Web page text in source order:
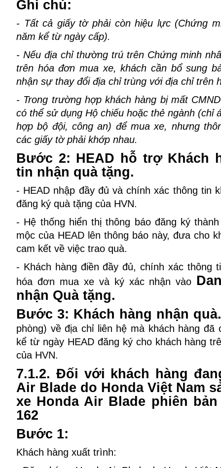
Ghi chú:
- Tất cả giấy tờ phải còn hiệu lực (Chứng
năm kể từ ngày cấp).
- Nếu địa chỉ thường trú trên Chứng minh
trên hóa đơn mua xe, khách cần bổ sung
nhận sự thay đổi địa chỉ trùng với địa chỉ trên
- Trong trường hợp khách hàng bị mất
có thể sử dụng Hộ chiếu hoặc thẻ ngành (chỉ
hợp bộ đội, công an) để mua xe, nhưng
các giấy tờ phải khớp nhau.
Bước 2: HEAD hỗ trợ Khách
tin nhận quà tặng.
- HEAD nhập đầy đủ và chính xác thông tin
đăng ký quà tặng của HVN.
- Hệ thống hiển thị thông báo đăng ký
mộc của HEAD lên thông báo này, đưa cho
cam kết về việc trao quà.
- Khách hàng điền đầy đủ, chính xác thông
hóa đơn mua xe và ký xác nhận vào
nhận Quà tặng.
Bước 3: Khách hàng nhận
phòng) về địa chỉ liên hệ mà khách hàng đã
kể từ ngày HEAD đăng ký cho khách hàng
của HVN.
7.1.2. Đối với khách hàng
Air Blade do Honda Việt Nam
xe Honda Air Blade phiên bản
162
Bước 1:
Khách hàng xuất trình: